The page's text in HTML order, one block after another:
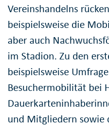
Vereinshandelns
beispielsweise die
aber auch
im Stadion. Zu den
beispielsweise
Besuchermobilität bei
und Mitgliedern